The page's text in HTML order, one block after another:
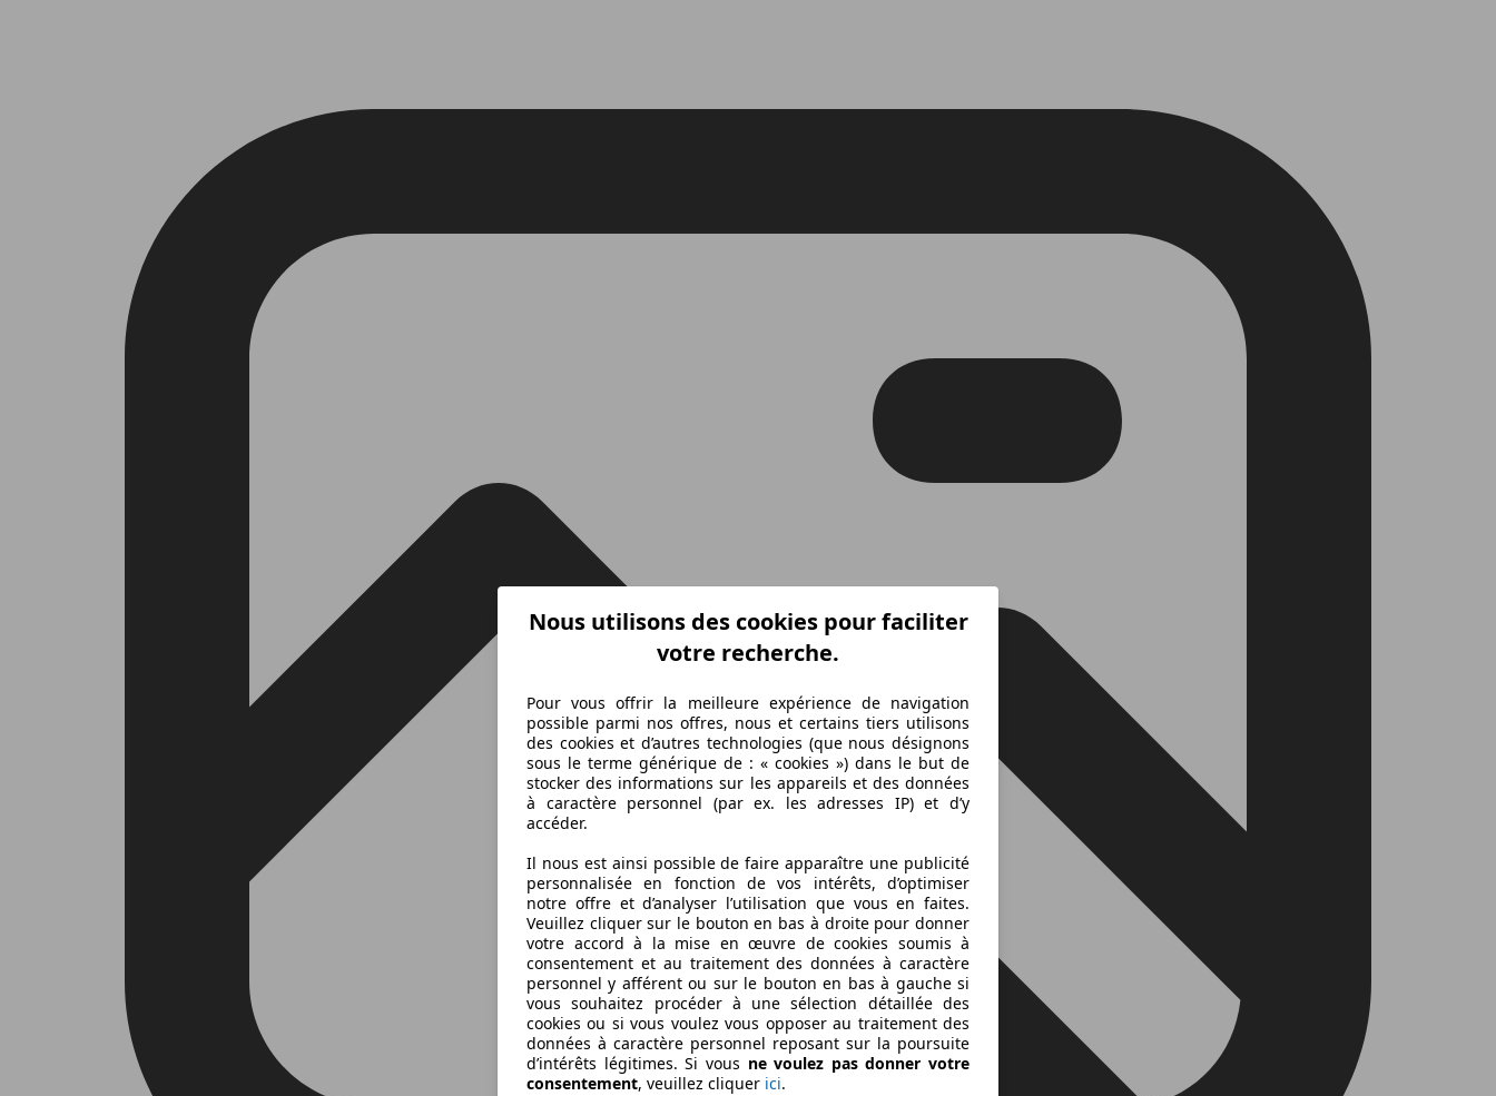
Nous utilisons des cookies pour faciliter
votre recherche.
Pour vous offrir la meilleure expérience de navigation
possible parmi nos offres, nous et certains tiers utilisons
des cookies et d’autres technologies (que nous désignons
sous le terme générique de : « cookies ») dans le but de
stocker des informations sur les appareils et des données
à caractère personnel (par ex. les adresses IP) et d’y
accéder.
Il nous est ainsi possible de faire apparaître une publicité
personnalisée en fonction de vos intérêts, d’optimiser
notre offre et d’analyser l’utilisation que vous en faites.
Veuillez cliquer sur le bouton en bas à droite pour donner
votre accord à la mise en œuvre de cookies soumis à
consentement et au traitement des données à caractère
personnel y afférent ou sur le bouton en bas à gauche si
vous souhaitez procéder à une sélection détaillée des
cookies ou si vous voulez vous opposer au traitement des
données à caractère personnel reposant sur la poursuite
d’intérêts légitimes. Si vous ne voulez pas donner votre
consentement, veuillez cliquer ici.